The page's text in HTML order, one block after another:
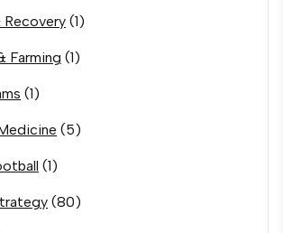
(1)
Farming (1)
(1)
(5)
(1)
(80)